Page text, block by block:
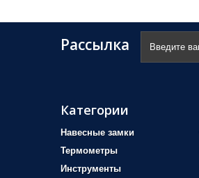
Рассылка
Категории
Навесные замки
Термометры
Инструменты